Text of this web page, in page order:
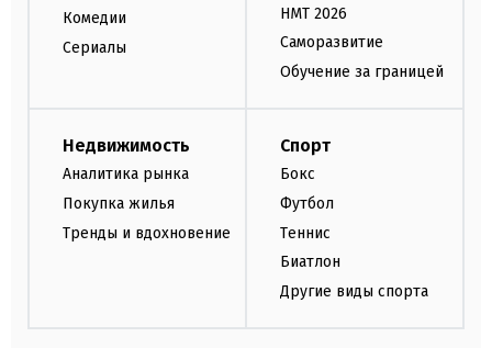
Комедии
Сериалы
НМТ 2026
Саморазвитие
Обучение за границей
Недвижимость
Аналитика рынка
Покупка жилья
Тренды и вдохновение
Спорт
Бокс
Футбол
Теннис
Биатлон
Другие виды спорта